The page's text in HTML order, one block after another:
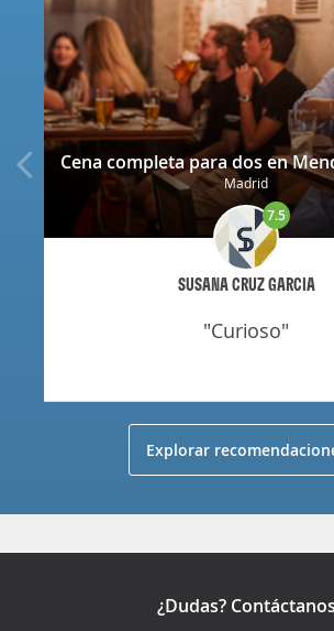
Madrid
SUSANA CRUZ GARCIA
7.5
"curioso"
Explorar
¿Dudas? Contáctanos